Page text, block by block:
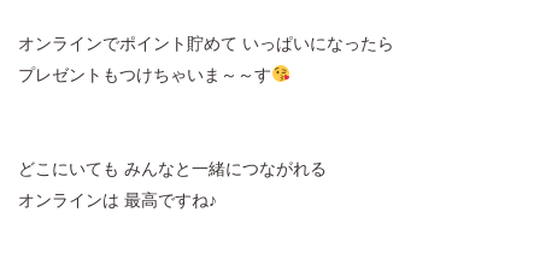
オンラインでポイント貯めて いっぱいになったら
プレゼントもつけちゃいま～～す
どこにいても みんなと一緒につながれる
オンラインは 最高ですね♪